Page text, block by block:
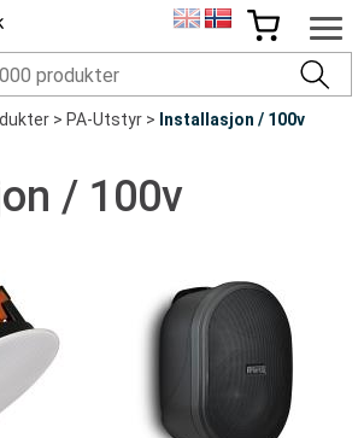
>PA-Utstyr> Installasjon / 100v
/ 100v